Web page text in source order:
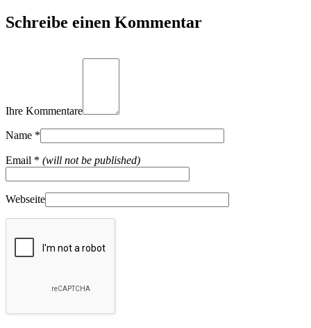
Schreibe einen Kommentar
Ihre Kommentare
Name *
Email * (will not be published)
Webseite